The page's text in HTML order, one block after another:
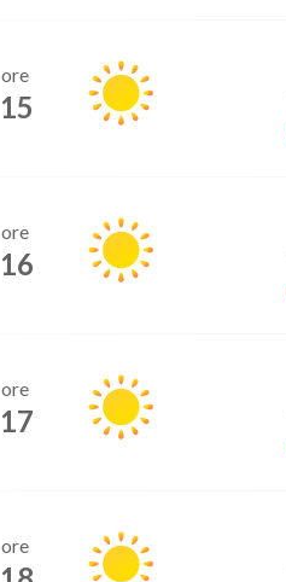
ore
15
ore
16
ore
17
ore